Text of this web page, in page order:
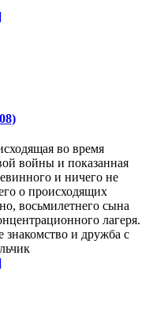
во время
войны и показанная
и ничего не
о происходящих
восьмилетнего сына
лагеря.
знакомство и дружба с